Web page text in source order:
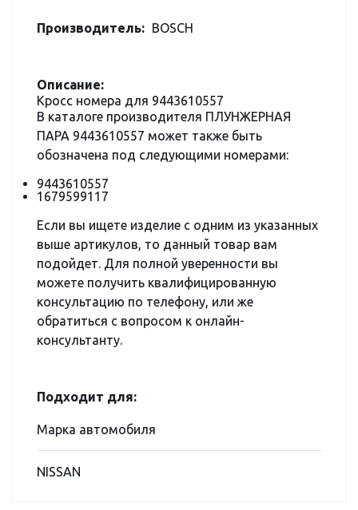
Производитель: BOSCH
Описание:
Кросс номера для 9443610557
В каталоге производителя ПЛУНЖЕРНАЯ
ПАРА 9443610557 может также быть
обозначена под следующими номерами:
9443610557
1679599117
Если вы ищете изделие с одним из указанных
выше артикулов, то данный товар вам
подойдет. Для полной уверенности вы
можете получить квалифицированную
консультацию по телефону, или же
обратиться с вопросом к онлайн-
консультанту.
Подходит для:
Марка автомобиля
NISSAN